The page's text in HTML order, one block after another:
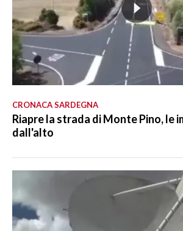
CRONACA SARDEGNA
Riapre la strada di Monte Pino, le
dall'alto